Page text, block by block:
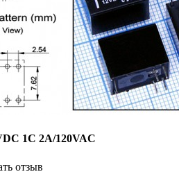
1C 2A/120VAC
отзыв